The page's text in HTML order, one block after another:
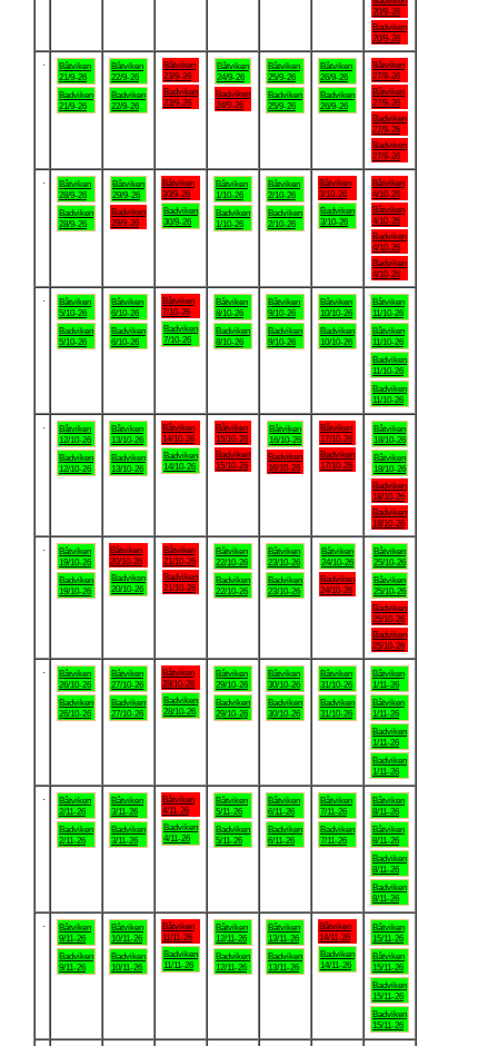
20/9-26
Badviken
20/9-26
Båtviken
21/9-26
Badviken
21/9-26
Båtviken
22/9-26
Badviken
22/9-26
Båtviken
23/9-26
Badviken
23/9-26
Båtviken
24/9-26
Badviken
24/9-26
Båtviken
25/9-26
Badviken
25/9-26
Båtviken
26/9-26
Badviken
26/9-26
Båtviken
27/9-26
Båtviken
27/9-26
Badviken
27/9-26
Badviken
27/9-26
Båtviken
28/9-26
Badviken
28/9-26
Båtviken
29/9-26
Badviken
29/9-26
Båtviken
30/9-26
Badviken
30/9-26
Båtviken
1/10-26
Badviken
1/10-26
Båtviken
2/10-26
Badviken
2/10-26
Båtviken
3/10-26
Badviken
3/10-26
Båtviken
4/10-26
Båtviken
4/10-26
Badviken
4/10-26
Badviken
4/10-26
Båtviken
5/10-26
Badviken
5/10-26
Båtviken
6/10-26
Badviken
6/10-26
Båtviken
7/10-26
Badviken
7/10-26
Båtviken
8/10-26
Badviken
8/10-26
Båtviken
9/10-26
Badviken
9/10-26
Båtviken
10/10-26
Badviken
10/10-26
Båtviken
11/10-26
Båtviken
11/10-26
Badviken
11/10-26
Badviken
11/10-26
Båtviken
12/10-26
Badviken
12/10-26
Båtviken
13/10-26
Badviken
13/10-26
Båtviken
14/10-26
Badviken
14/10-26
Båtviken
15/10-26
Badviken
15/10-26
Båtviken
16/10-26
Badviken
16/10-26
Båtviken
17/10-26
Badviken
17/10-26
Båtviken
18/10-26
Båtviken
18/10-26
Badviken
18/10-26
Badviken
18/10-26
Båtviken
19/10-26
Badviken
19/10-26
Båtviken
20/10-26
Badviken
20/10-26
Båtviken
21/10-26
Badviken
21/10-26
Båtviken
22/10-26
Badviken
22/10-26
Båtviken
23/10-26
Badviken
23/10-26
Båtviken
24/10-26
Badviken
24/10-26
Båtviken
25/10-26
Båtviken
25/10-26
Badviken
25/10-26
Badviken
25/10-26
Båtviken
26/10-26
Badviken
26/10-26
Båtviken
27/10-26
Badviken
27/10-26
Båtviken
28/10-26
Badviken
28/10-26
Båtviken
29/10-26
Badviken
29/10-26
Båtviken
30/10-26
Badviken
30/10-26
Båtviken
31/10-26
Badviken
31/10-26
Båtviken
1/11-26
Båtviken
1/11-26
Badviken
1/11-26
Badviken
1/11-26
Båtviken
2/11-26
Badviken
2/11-26
Båtviken
3/11-26
Badviken
3/11-26
Båtviken
4/11-26
Badviken
4/11-26
Båtviken
5/11-26
Badviken
5/11-26
Båtviken
6/11-26
Badviken
6/11-26
Båtviken
7/11-26
Badviken
7/11-26
Båtviken
8/11-26
Båtviken
8/11-26
Badviken
8/11-26
Badviken
8/11-26
Båtviken
9/11-26
Badviken
9/11-26
Båtviken
10/11-26
Badviken
10/11-26
Båtviken
11/11-26
Badviken
11/11-26
Båtviken
12/11-26
Badviken
12/11-26
Båtviken
13/11-26
Badviken
13/11-26
Båtviken
14/11-26
Badviken
14/11-26
Båtviken
15/11-26
Båtviken
15/11-26
Badviken
15/11-26
Badviken
15/11-26